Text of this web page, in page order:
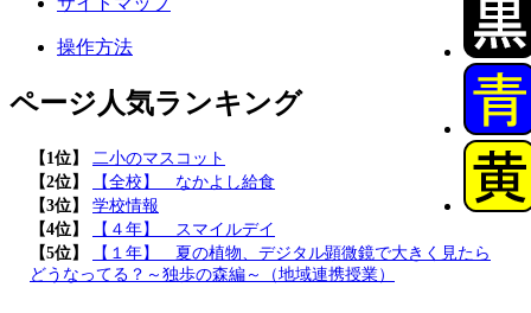
操作方法
ページ人気ランキング
【1位】
二小のマスコット
【2位】
【全校】 なかよし給食
【3位】
学校情報
【4位】
【４年】 スマイルデイ
【5位】
【１年】 夏の植物、デジタル顕微鏡で大きく見たら
どうなってる？～独歩の森編～（地域連携授業）